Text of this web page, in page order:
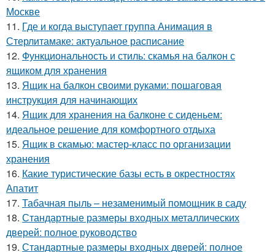
Москве
11. Где и когда выступает группа Анимация в
Стерлитамаке: актуальное расписание
12. Функциональность и стиль: скамья на балкон с
ящиком для хранения
13. Ящик на балкон своими руками: пошаговая
инструкция для начинающих
14. Ящик для хранения на балконе с сиденьем:
идеальное решение для комфортного отдыха
15. Ящик в скамью: мастер-класс по организации
хранения
16. Какие туристические базы есть в окрестностях
Апатит
17. Табачная пыль – незаменимый помощник в саду
18. Стандартные размеры входных металлических
дверей: полное руководство
19. Стандартные размеры входных дверей: полное